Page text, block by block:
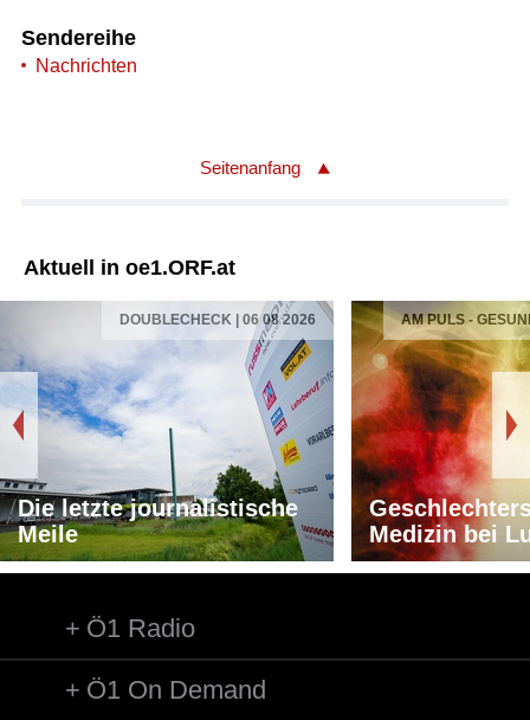
Sendereihe
Nachrichten
Seitenanfang
Aktuell in oe1.ORF.at
DOUBLECHECK | 06 08 2026
Die letzte journalistische
Meile
AM PULS -
Medizin bei
Ö1 Radio
Ö1 On Demand